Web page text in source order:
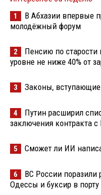
1
В Абхазии впервые
молодёжный форум
2
Пенсию по старости
уровне не ниже 40% от
3 Законы, вступающие
4
Путин расширил
заключения контракта
5 Сможет ли ИИ
6
ВС России поразили
Одессы и буксир в